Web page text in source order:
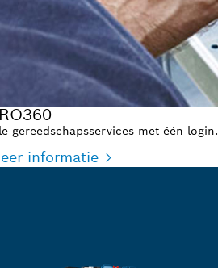
gereedschapsservices met één login.
informatie